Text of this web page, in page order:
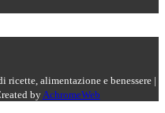
alimentazione e benessere |
byAchromeWeb